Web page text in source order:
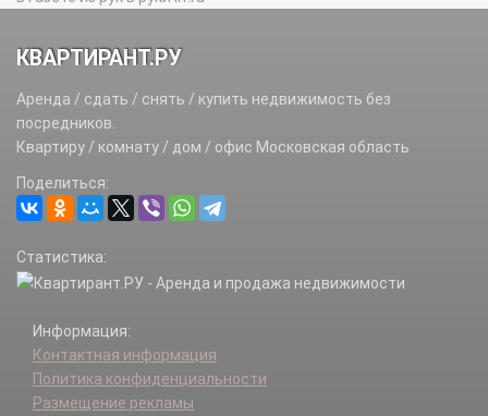
КВАРТИРАНТ.РУ
Аренда / сдать / снять / купить недвижимость без
посредников.
Квартиру / комнату / дом / офис Московская область
Поделиться:
Статистика:
Информация:
Контактная информация
Политика конфиденциальности
Размещение рекламы